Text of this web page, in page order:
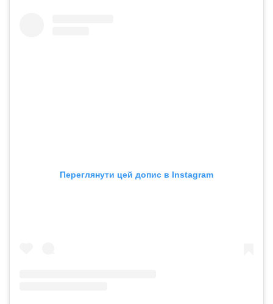
Переглянути цей допис в Instagram